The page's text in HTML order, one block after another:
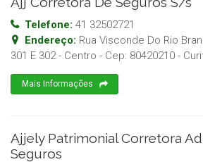
Telefone: 41 32502721
Endereço: Rua Visconde Do Rio
301 E 302 - Centro - Cep: 80420210 -
Mais Informações
Ajjely Patrimonial Corretora
Seguros